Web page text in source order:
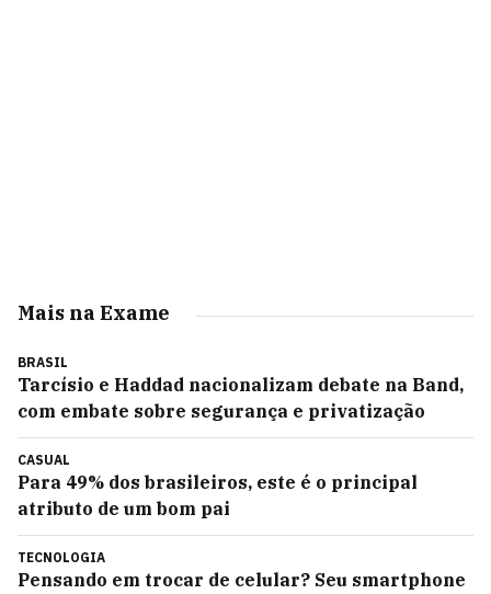
Mais na Exame
BRASIL
Tarcísio e Haddad nacionalizam debate na Band,
com embate sobre segurança e privatização
CASUAL
Para 49% dos brasileiros, este é o principal
atributo de um bom pai
TECNOLOGIA
Pensando em trocar de celular? Seu smartphone